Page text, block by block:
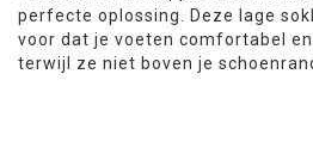
perfecte oplossing. Deze lage
voor dat je voeten comfortabel
terwijl ze niet boven je